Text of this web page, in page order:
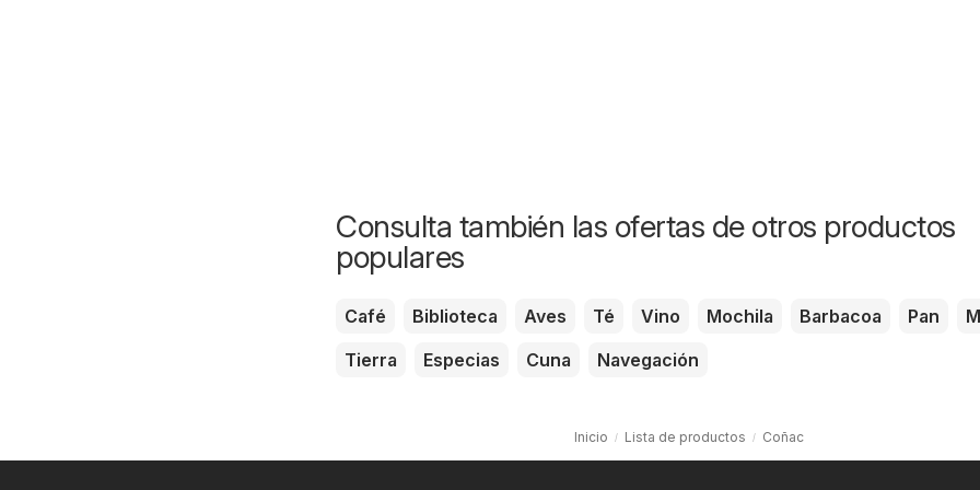
Consulta también las ofertas de otros productos
populares
Café Biblioteca Aves Té Vino Mochila Barbacoa Pan
Tierra
Especias Cuna Navegación
Inicio Lista de productos Coñac